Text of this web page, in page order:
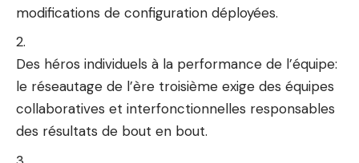
modifications de configuration déployées.
Des héros individuels à la performance de l’équipe:
le réseautage de l’ère troisième exige des équipes
collaboratives et interfonctionnelles responsables
des résultats de bout en bout.